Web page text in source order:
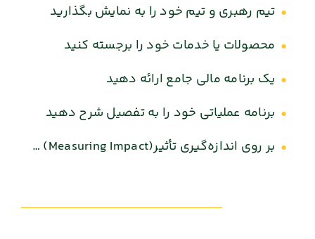
تیم رهبری و تیم خود را به نمایش بگذارید
محصولات یا خدمات خود را برجسته کنید
یک برنامه مالی جامع ارائه دهید
برنامه عملیاتی خود را به تفصیل شرح دهید
بر روی اندازه‌گیری تأثیر(Measuring Impact) تمرکز کنید